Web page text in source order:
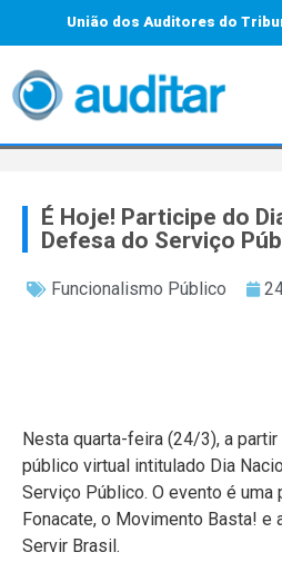
União dos Auditores do
É Hoje! Participe do
Defesa do Serviço
Funcionalismo Público
Nesta quarta-feira (24/3), a
público virtual intitulado Dia
Serviço Público. O evento é uma
Fonacate, o Movimento Basta! e
Servir Brasil.